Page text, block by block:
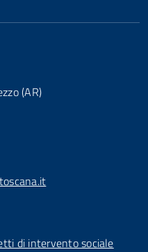
(AR)
di intervento sociale